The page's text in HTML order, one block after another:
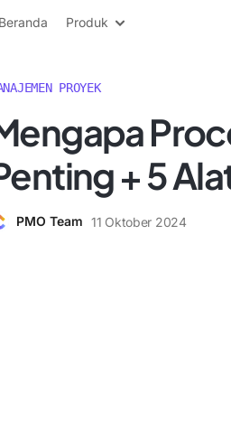
Beranda Produk
PROYEK
+ 5
PMO Team 11 Oktober 2024